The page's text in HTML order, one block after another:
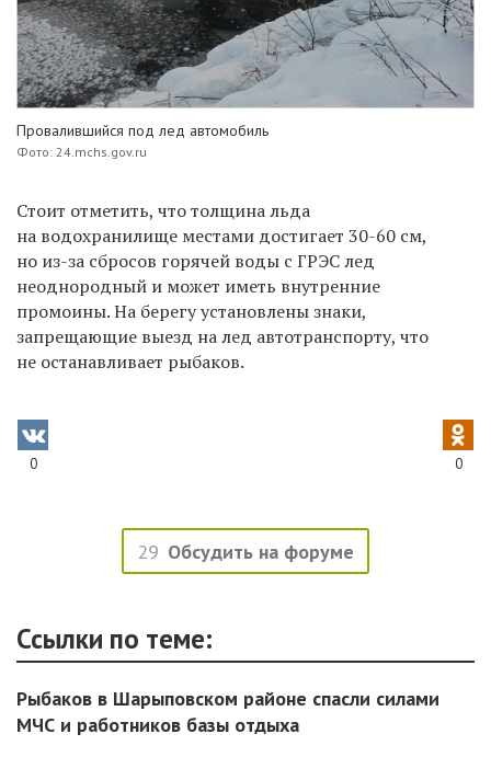
Провалившийся под лед автомобиль
Фото: 24.mchs.gov.ru
Стоит отметить, что толщина льда
на водохранилище местами достигает 30-60 см,
но из-за сбросов горячей воды с ГРЭС лед
неоднородный и может иметь внутренние
промоины. На берегу установлены знаки,
запрещающие выезд на лед автотранспорту, что
не останавливает рыбаков.
0 0
29 Обсудить на форуме
Ссылки по теме:
Рыбаков в Шарыповском районе спасли силами
МЧС и работников базы отдыха